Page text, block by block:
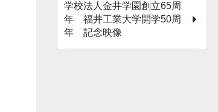
学校法人金井学園創立65周
年 福井工業大学開学50周
年 記念映像